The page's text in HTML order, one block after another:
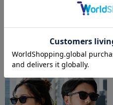
Bitter select(ビターセレクト)メタ
4,290(税込)